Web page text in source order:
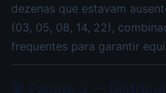
dezenas que estavam
(03, 05, 08, 14, 22),
frequentes para garantir